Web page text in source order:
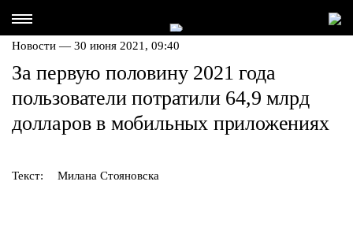
Новости — 30 июня 2021, 09:40
За первую половину 2021 года
пользователи потратили 64,9 млрд
долларов в мобильных приложениях
Текст: Милана Стояновска